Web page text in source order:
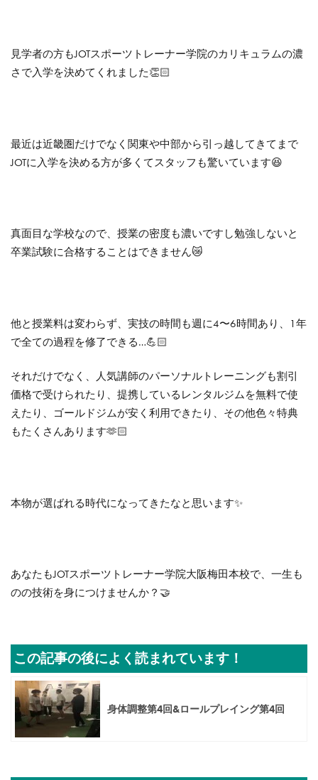
見学者の方もJOTスポーツトレーナー学院のカリキュラムの濃
さで入学を決めてくれました👏🏻
最近は近畿圏だけでなく関東や中部から引っ越してきてまで
JOTに入学を決める方が多くてスタッフも驚いています😆
真面目な学校なので、授業の密度も濃いですし勉強しないと
卒業試験に合格することはできません😿
他と授業料は変わらず、実技の時間も週に4〜6時間あり、1年
で全ての過程を修了できる…💪🏻
それだけでなく、人気講師のパーソナルトレーニングも割引
価格で受けられたり、提携しているレンタルジムを無料で使
えたり、ゴールドジムが安く利用できたり、その他色々特典
もたくさんあります🫶🏻
本物が選ばれる時代になってきたなと思います✨
あなたもJOTスポーツトレーナー学院大阪梅田本校で、一生も
のの技術を身につけませんか？🤝
この記事の後によく読まれています！
身体調整第4回&ロールプレイング第4回